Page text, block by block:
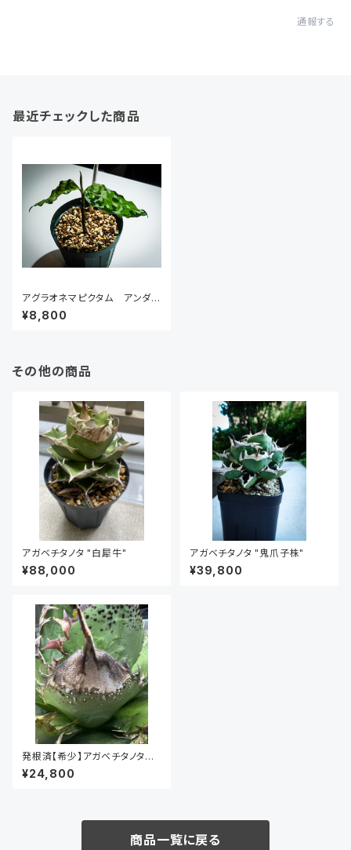
通報する
最近チェックした商品
アグラオネマピクタム アンダマ
ン トリカラー ナチュラ増殖株
¥8,800
その他の商品
アガベチタノタ "白犀牛"
¥88,000
アガベチタノタ "鬼爪子株"
¥39,800
発根済【希少】アガベチタノタ
Agave titanota スタッズ子株
KO-097
¥24,800
商品一覧に戻る